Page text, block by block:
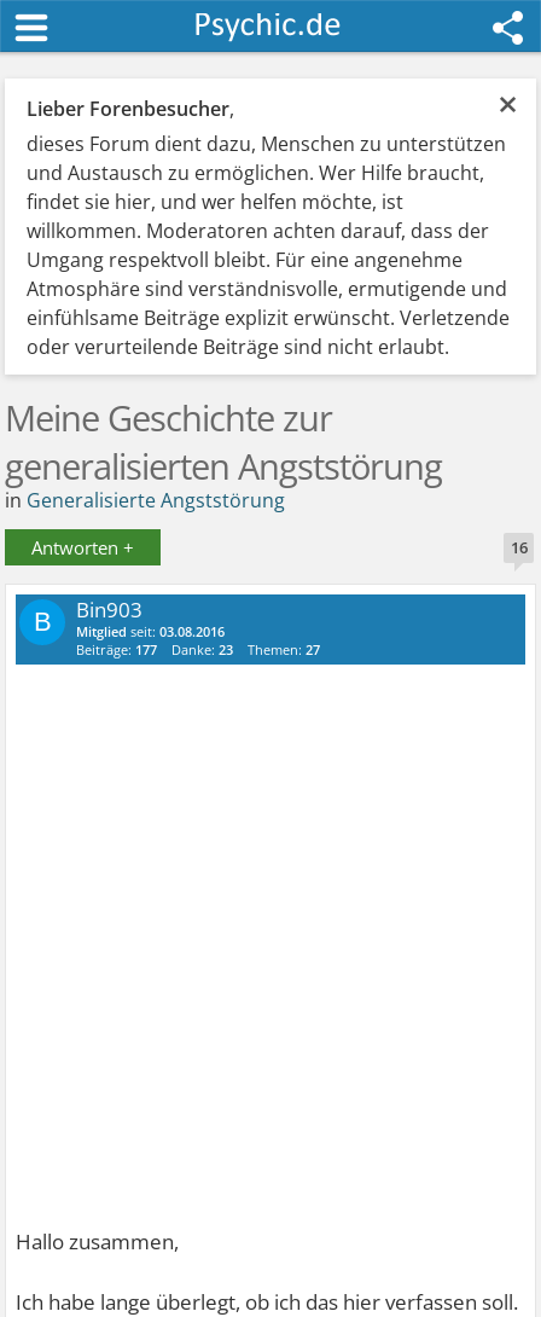
×
Lieber Forenbesucher,
dieses Forum dient dazu, Menschen zu unterstützen
und Austausch zu ermöglichen. Wer Hilfe braucht,
findet sie hier, und wer helfen möchte, ist
willkommen. Moderatoren achten darauf, dass der
Umgang respektvoll bleibt. Für eine angenehme
Atmosphäre sind verständnisvolle, ermutigende und
einfühlsame Beiträge explizit erwünscht. Verletzende
oder verurteilende Beiträge sind nicht erlaubt.
Meine Geschichte zur
generalisierten Angststörung
in Generalisierte Angststörung
Antworten + 16
B Bin903
Mitglied seit:03.08.2016
Beiträge: 177 Danke:23 Themen:27
Hallo zusammen,
Ich habe lange überlegt, ob ich das hier verfassen soll.